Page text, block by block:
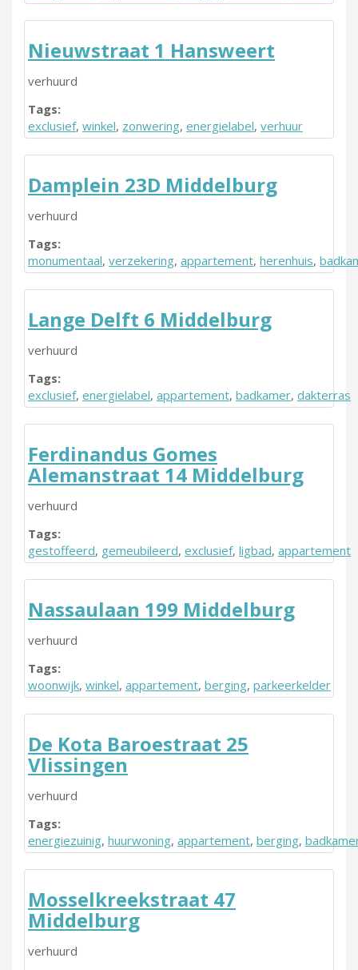
Nieuwstraat 1 Hansweert
verhuurd
Tags:
exclusief, winkel, zonwering, energielabel, verhuur
Damplein 23D Middelburg
verhuurd
Tags:
monumentaal, verzekering, appartement, herenhuis,
Lange Delft 6 Middelburg
verhuurd
Tags:
exclusief, energielabel, appartement, badkamer, dakterras
Ferdinandus Gomes
Alemanstraat 14 Middelburg
verhuurd
Tags:
gestoffeerd, gemeubileerd, exclusief, ligbad, appartement
Nassaulaan 199 Middelburg
verhuurd
Tags:
woonwijk, winkel, appartement, berging, parkeerkelder
De Kota Baroestraat 25
Vlissingen
verhuurd
Tags:
energiezuinig, huurwoning, appartement, berging,
Mosselkreekstraat 47
Middelburg
verhuurd